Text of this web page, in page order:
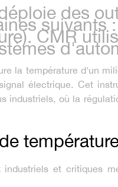
des
suivants
CMR
la température d'un
électrique. Cet
industriels, où la
et critiques